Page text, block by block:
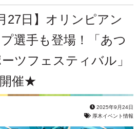
27日】オリンピアン
選手も登場！「あつ
ツフェスティバル」
催★
2025年9月24日
厚木イベント情報